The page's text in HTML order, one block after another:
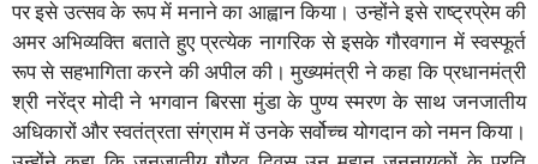
पर इसे उत्सव के रूप में मनाने का आह्वान किया। उन्होंने इसे राष्ट्रप्रेम की
अमर अभिव्यक्ति बताते हुए प्रत्येक नागरिक से इसके गौरवगान में स्वस्फूर्त
रूप से सहभागिता करने की अपील की। मुख्यमंत्री ने कहा कि प्रधानमंत्री
श्री नरेंद्र मोदी ने भगवान बिरसा मुंडा के पुण्य स्मरण के साथ जनजातीय
अधिकारों और स्वतंत्रता संग्राम में उनके सर्वोच्च योगदान को नमन किया।